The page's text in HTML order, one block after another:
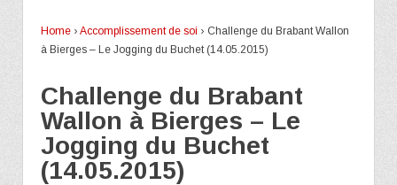
Home › Accomplissement de soi › Challenge du Brabant Wallon
à Bierges – Le Jogging du Buchet (14.05.2015)
Challenge du Brabant
Wallon à Bierges – Le
Jogging du Buchet
(14.05.2015)